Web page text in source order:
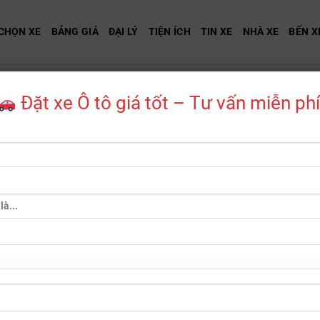
XE BẢNG GIÁ ĐẠI LÝ TIỆN ÍCH TIN XE NHÀ XE BẾN
Hiển thị 1–12 của 13 kết
Đặt xe Ô tô giá tốt – Tư vấn miễn